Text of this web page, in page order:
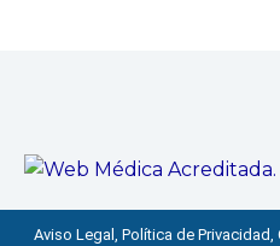
Aviso Legal, Política de